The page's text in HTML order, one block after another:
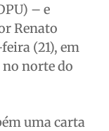
– e
Renato
(21), em
no norte do
uma carta